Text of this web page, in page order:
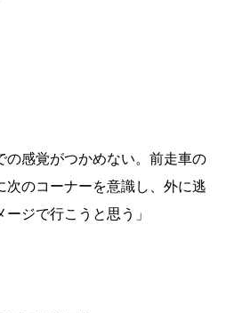
の感覚がつかめない。前走車の
次のコーナーを意識し、外に逃
ジで行こうと思う」